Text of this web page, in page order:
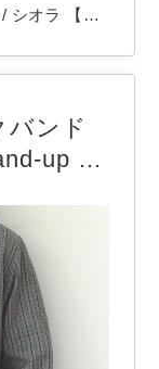
な100年起
ンド
up C